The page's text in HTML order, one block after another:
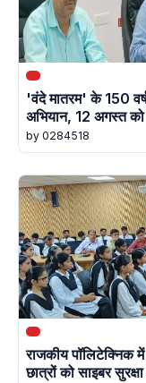
'वंदे मातरम' के 150 वर्ष
अभियान, 12 अगस्त को
by 0284518
राजकीय पॉलिटेक्निक
छात्रों को साइबर